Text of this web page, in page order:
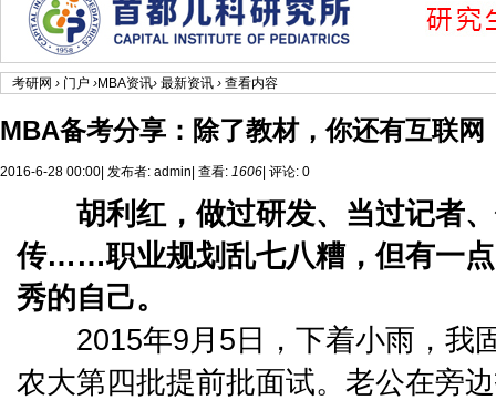
考研网 › 门户 ›MBA资讯› 最新资讯 › 查看内容
MBA备考分享：除了教材，你还有互联网
2016-6-28 00:00 发布者: admin 查看: 1606 评论: 0
胡利红，做过研发、当过记者
传……职业规划乱七八糟，但有一
秀的自己。
2015年9月5日，下着小雨，我
农大第四批提前批面试。老公在旁